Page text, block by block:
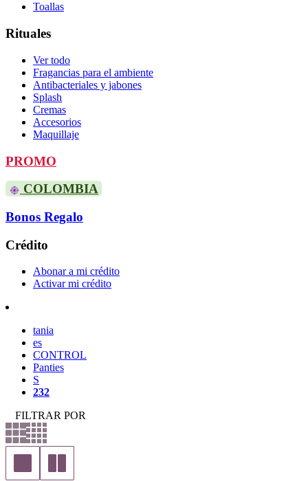
Toallas
Rituales
Ver todo
Fragancias para el ambiente
Antibacteriales y jabones
Splash
Cremas
Accesorios
Maquillaje
PROMO
COLOMBIA
Bonos Regalo
Crédito
Abonar a mi crédito
Activar mi crédito
tania
es
CONTROL
Panties
S
232
FILTRAR POR